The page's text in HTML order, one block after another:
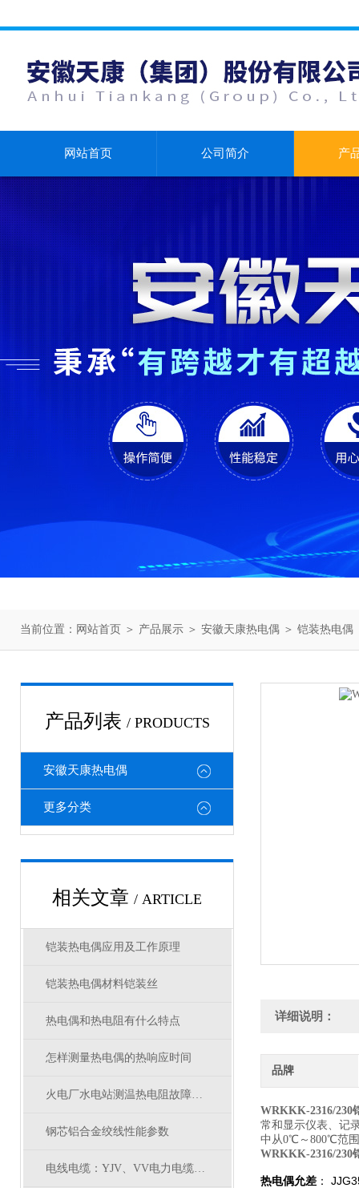
网站首页 公司简介 产
当前位置： 网站首页 ＞ 产品展示 ＞ 安徽天康热电偶 ＞ 铠装热电偶
产品列表 / PRODUCTS
安徽天康热电偶
更多分类
相关文章 / ARTICLE
铠装热电偶应用及工作原理
铠装热电偶材料铠装丝
热电偶和热电阻有什么特点
怎样测量热电偶的热响应时间
火电厂水电站测温热电阻故障及解决方法
钢芯铝合金绞线性能参数
电线电缆：YJV、VV电力电缆有什么区别
详细说明：
品牌
WRKKK-2316/230
常和显示仪表、记
中从0℃～800℃范
WRKKK-2316/230
热电偶允差 ：